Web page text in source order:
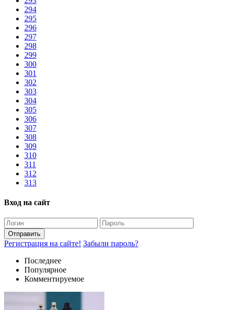
294
295
296
297
298
299
300
301
302
303
304
305
306
307
308
309
310
311
312
313
Вход на сайт
Отправить
Регистрация на сайте! Забыли пароль?
Последнее
Популярное
Комментируемое